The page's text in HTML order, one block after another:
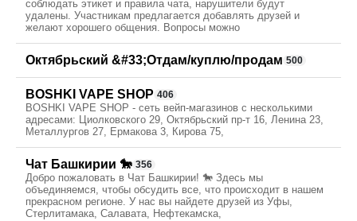
соблюдать этикет и правила чата, нарушители будут
удалены. Участникам предлагается добавлять друзей и
желают хорошего общения. Вопросы можно
Октябрьский &#33;Отдам/куплю/продам 500
BOSHKI VAPE SHOP 406
BOSHKI VAPE SHOP - сеть вейп-магазинов с несколькими
адресами: Циолковского 29, Октябрьский пр-т 16, Ленина 23,
Металлургов 27, Ермакова 3, Кирова 75,
Чат Башкирии 🐎 356
Добро пожаловать в Чат Башкирии! 🐎 Здесь мы
объединяемся, чтобы обсудить все, что происходит в нашем
прекрасном регионе. У нас вы найдете друзей из Уфы,
Стерлитамака, Салавата, Нефтекамска,